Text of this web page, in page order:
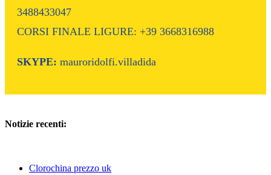
3488433047
CORSI FINALE LIGURE: +39 3668316988
SKYPE: mauroridolfi.villadida
Notizie recenti:
Clorochina prezzo uk